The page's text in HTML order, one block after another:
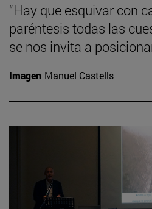
“Hay que esquivar con
paréntesis todas las
se nos invita a
Imagen Manuel Castells